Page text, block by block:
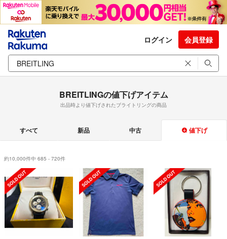
ログイン 会員登録
BREITLINGの値下げアイテム
出品時より値下げされたブライトリングの商品
すべて 新品 中古 値下げ
約10,000件中 685 - 720件